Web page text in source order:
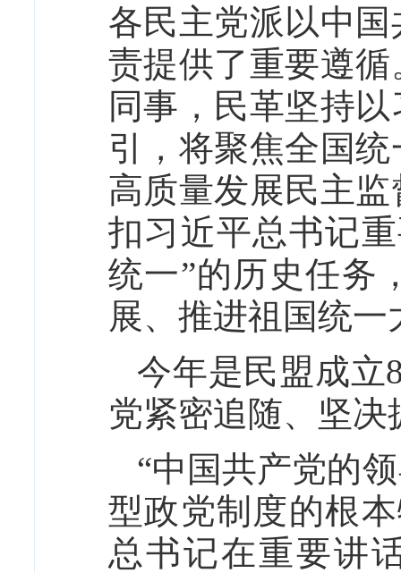
各民主党派以中
责提供了重要遵
同事，民革坚持
引，将聚焦全国
高质量发展民主
扣习近平总书记
统一”的历史任务
展、推进祖国统
今年是民盟成立
党紧密追随、坚
“中国共产党的
型政党制度的根
总书记在重要讲